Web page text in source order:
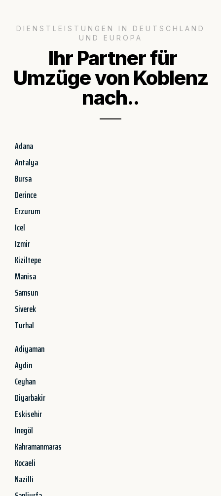
DIENSTLEISTUNGEN IN DEUTSCHLAND
UND EUROPA
Ihr Partner für
Umzüge von Koblenz
nach..
Adana
Antalya
Bursa
Derince
Erzurum
Icel
Izmir
Kiziltepe
Manisa
Samsun
Siverek
Turhal
Adiyaman
Aydin
Ceyhan
Diyarbakir
Eskisehir
Inegöl
Kahramanmaras
Kocaeli
Nazilli